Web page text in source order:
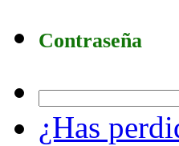
Contraseña
¿Has